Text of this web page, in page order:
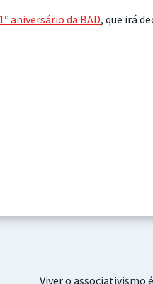
aniversário da BAD, que irá
Viver o associativismo